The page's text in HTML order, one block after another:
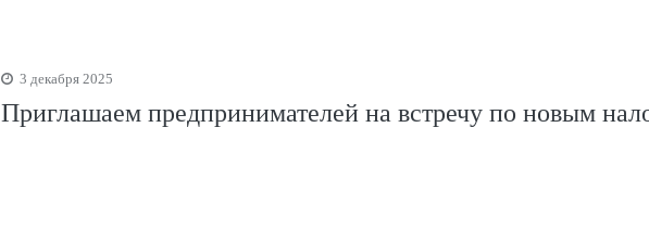
3 декабря 2025
Приглашаем предпринимателей на встречу по новым